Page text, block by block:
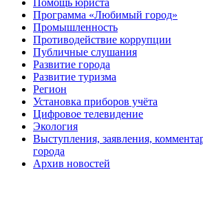
Помощь юриста
Программа «Любимый город»
Промышленность
Противодействие коррупции
Публичные слушания
Развитие города
Развитие туризма
Регион
Установка приборов учёта
Цифровое телевидение
Экология
Выступления, заявления,
города
Архив новостей